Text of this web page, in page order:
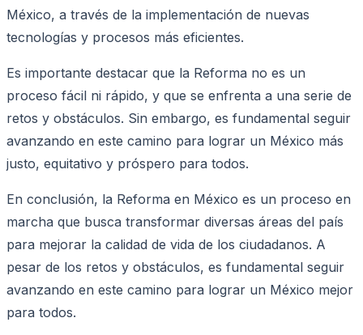
México, a través de la implementación de nuevas
tecnologías y procesos más eficientes.
Es importante destacar que la Reforma no es un
proceso fácil ni rápido, y que se enfrenta a una serie de
retos y obstáculos. Sin embargo, es fundamental seguir
avanzando en este camino para lograr un México más
justo, equitativo y próspero para todos.
En conclusión, la Reforma en México es un proceso en
marcha que busca transformar diversas áreas del país
para mejorar la calidad de vida de los ciudadanos. A
pesar de los retos y obstáculos, es fundamental seguir
avanzando en este camino para lograr un México mejor
para todos.